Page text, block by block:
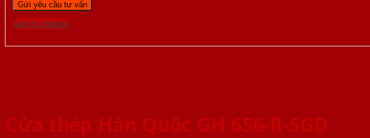
Gọi 0976.169.864
Cửa thép Hàn Quốc GH 656-R-SGD